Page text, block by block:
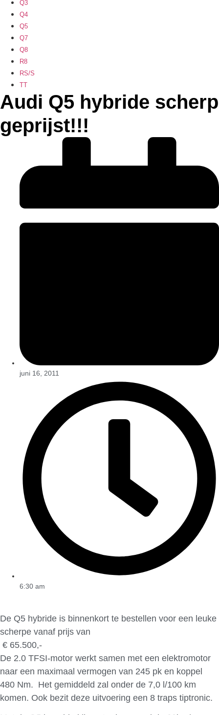
Q3
Q4
Q5
Q7
Q8
R8
RS/S
TT
Audi Q5 hybride scherp
geprijst!!!
juni 16, 2011
6:30 am
De Q5 hybride is binnenkort te bestellen voor een leuke
scherpe vanaf prijs van
€ 65.500,-
De 2.0 TFSI-motor werkt samen met een elektromotor
naar een maximaal vermogen van 245 pk en koppel
480 Nm. Het gemiddeld zal onder de 7,0 l/100 km
komen. Ook bezit deze uitvoering een 8 traps tiptronic.